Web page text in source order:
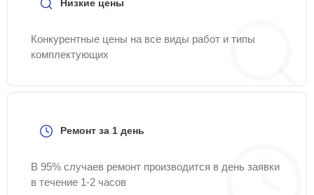
Низкие цены
Конкурентные цены на все виды работ и типы
комплектующих
Ремонт за 1 день
В 95% случаев ремонт производится в день заявки
в течение 1-2 часов